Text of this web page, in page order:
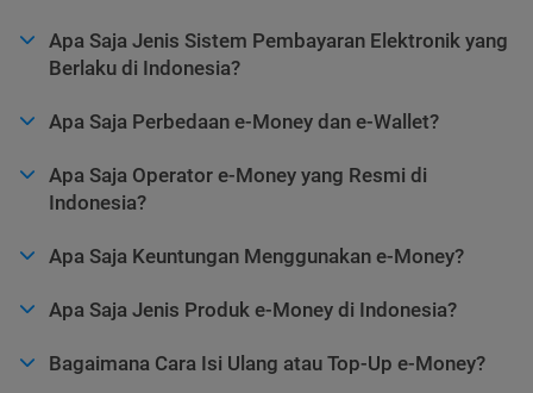
Apa Saja Jenis Sistem Pembayaran Elektronik yang
Berlaku di Indonesia?
Apa Saja Perbedaan e-Money dan e-Wallet?
Apa Saja Operator e-Money yang Resmi di
Indonesia?
Apa Saja Keuntungan Menggunakan e-Money?
Apa Saja Jenis Produk e-Money di Indonesia?
Bagaimana Cara Isi Ulang atau Top-Up e-Money?